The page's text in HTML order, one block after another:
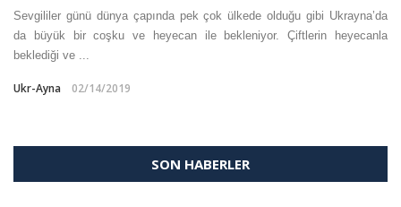
Sevgililer günü dünya çapında pek çok ülkede olduğu gibi Ukrayna’da
da büyük bir coşku ve heyecan ile bekleniyor. Çiftlerin heyecanla
beklediği ve ...
Ukr-Ayna 02/14/2019
SON HABERLER